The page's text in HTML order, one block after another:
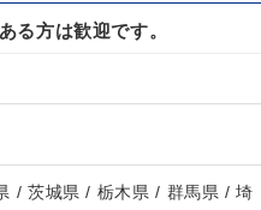
る方は歓迎です。
/ 茨城県 / 栃木県 / 群馬県 / 埼